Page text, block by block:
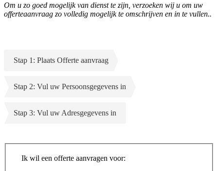
Om u zo goed mogelijk van dienst te zijn, verzoeken wij u om uw
offerteaanvraag zo volledig mogelijk te omschrijven en in te vullen..
Stap 1: Plaats Offerte aanvraag
Stap 2: Vul uw Persoonsgegevens in
Stap 3: Vul uw Adresgegevens in
Ik wil een offerte aanvragen voor: